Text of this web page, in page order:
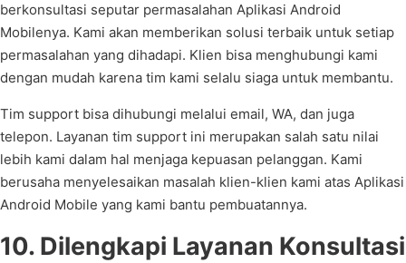
berkonsultasi seputar permasalahan Aplikasi Android
Mobilenya. Kami akan memberikan solusi terbaik untuk setiap
permasalahan yang dihadapi. Klien bisa menghubungi kami
dengan mudah karena tim kami selalu siaga untuk membantu.
Tim support bisa dihubungi melalui email, WA, dan juga
telepon. Layanan tim support ini merupakan salah satu nilai
lebih kami dalam hal menjaga kepuasan pelanggan. Kami
berusaha menyelesaikan masalah klien-klien kami atas Aplikasi
Android Mobile yang kami bantu pembuatannya.
10. Dilengkapi Layanan Konsultasi